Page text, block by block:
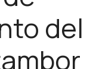
del